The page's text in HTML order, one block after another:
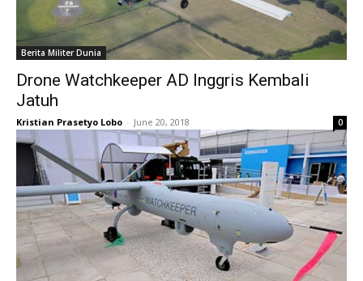
Berita Militer Dunia
Drone Watchkeeper AD Inggris Kembali
Jatuh
Kristian Prasetyo Lobo - June 20, 2018 0